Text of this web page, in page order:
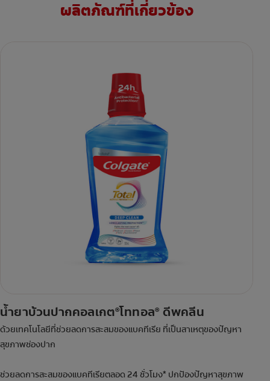
ผลิตภัณฑ์ที่เกี่ยวข้อง
น้ำยาบ้วนปากคอลเกต®โททอล® ดีพคลีน
ด้วยเทคโนโลยีที่ช่วยลดการสะสมของแบคทีเรีย ที่เป็นสาเหตุของปัญหา
สุขภาพช่องปาก
ช่วยลดการสะสมของแบคทีเรียตลอด 24 ชั่วโมง* ปกป้องปัญหาสุขภาพ